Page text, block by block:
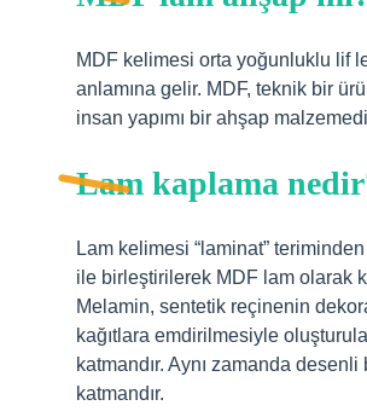
MDF kelimesi orta yoğunluklu lif
anlamına gelir. MDF, teknik bir
insan yapımı bir ahşap
Lam kaplama
Lam kelimesi “laminat”
ile birleştirilerek MDF lam olarak
Melamin, sentetik reçinenin
kağıtlara emdirilmesiyle
katmandır. Aynı zamanda desenli
katmandır.